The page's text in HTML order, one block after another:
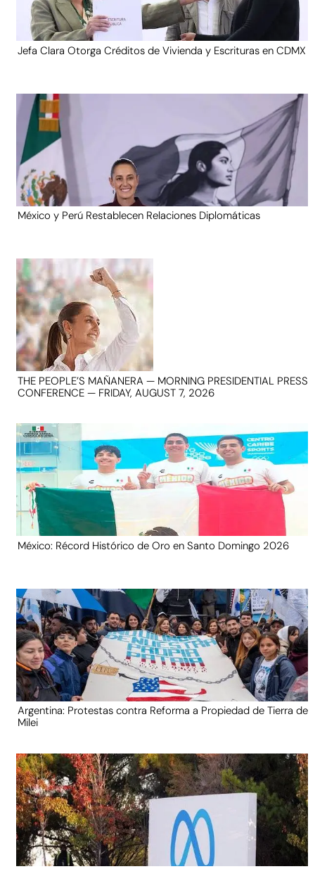
Jefa Clara Otorga Créditos de Vivienda y Escrituras en CDMX
México y Perú Restablecen Relaciones Diplomáticas
THE PEOPLE’S MAÑANERA — MORNING PRESIDENTIAL PRESS
CONFERENCE — FRIDAY, AUGUST 7, 2026
México: Récord Histórico de Oro en Santo Domingo 2026
Argentina: Protestas contra Reforma a Propiedad de Tierra de
Milei